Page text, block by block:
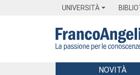
UNIVERSITÀ
Menu
NOVITÀ